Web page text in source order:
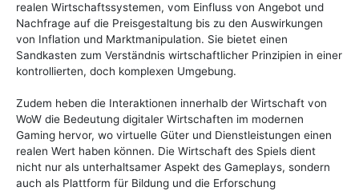
realen Wirtschaftssystemen, vom Einfluss von Angebot und
Nachfrage auf die Preisgestaltung bis zu den Auswirkungen
von Inflation und Marktmanipulation. Sie bietet einen
Sandkasten zum Verständnis wirtschaftlicher Prinzipien in einer
kontrollierten, doch komplexen Umgebung.
Zudem heben die Interaktionen innerhalb der Wirtschaft von
WoW die Bedeutung digitaler Wirtschaften im modernen
Gaming hervor, wo virtuelle Güter und Dienstleistungen einen
realen Wert haben können. Die Wirtschaft des Spiels dient
nicht nur als unterhaltsamer Aspekt des Gameplays, sondern
auch als Plattform für Bildung und die Erforschung